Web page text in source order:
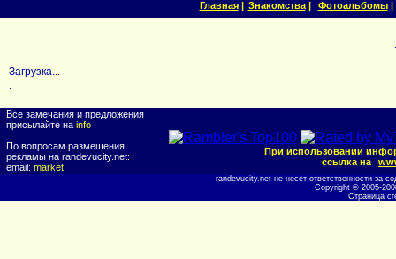
Главная| Знакомства| Фотоальбомы|
Загрузка...
.
Все замечания и предложения
присылайте на info
По вопросам размещения
рекламы на randevucity.net:
email: market
При использовании
ссылка на
randevucity.net не несет ответственности за
Copyright © 2005-
Страница